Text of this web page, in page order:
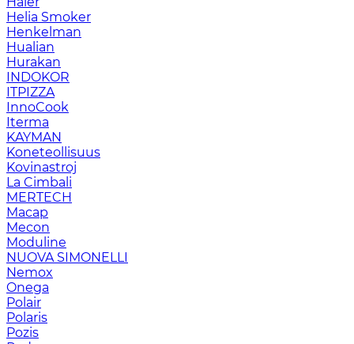
Helia Smoker
Henkelman
Hualian
Hurakan
INDOKOR
ITPIZZA
InnoCook
Iterma
KAYMAN
Koneteollisuus
Kovinastroj
La Cimbali
MERTECH
Macap
Mecon
Moduline
NUOVA SIMONELLI
Nemox
Onega
Polair
Polaris
Pozis